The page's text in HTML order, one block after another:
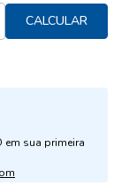
CALCULAR
em sua primeira